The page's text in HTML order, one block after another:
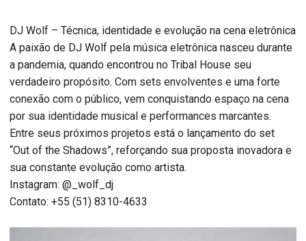
DJ Wolf – Técnica, identidade e evolução na cena eletrônica
A paixão de DJ Wolf pela música eletrônica nasceu durante
a pandemia, quando encontrou no Tribal House seu
verdadeiro propósito. Com sets envolventes e uma forte
conexão com o público, vem conquistando espaço na cena
por sua identidade musical e performances marcantes.
Entre seus próximos projetos está o lançamento do set
“Out of the Shadows”, reforçando sua proposta inovadora e
sua constante evolução como artista.
Instagram: @_wolf_dj
Contato: +55 (51) 8310-4633